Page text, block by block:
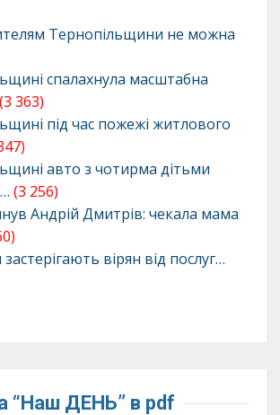
Тернопільщини не можна
спалахнула масштабна
(3 363)
під час пожежі житлового
авто з чотирма дітьми
(3 256)
Андрій Дмитрів: чекала мама
вірян від послуг…
“Наш ДЕНЬ” в pdf